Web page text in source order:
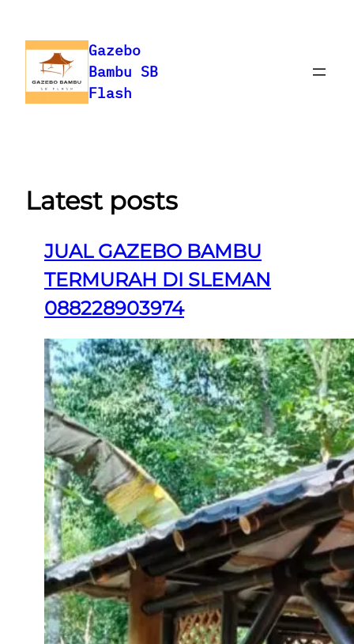
content
Gazebo
Bambu SB
Flash
Latest posts
JUAL GAZEBO BAMBU
TERMURAH DI SLEMAN
088228903974